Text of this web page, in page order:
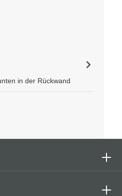
in der Rückwand